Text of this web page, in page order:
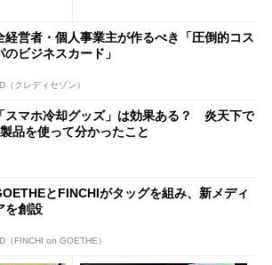
経営者・個人事業主が作るべき「圧倒的コス
のビジネスカード」
（クレディセゾン）
「スマホ冷却グッズ」は効果ある？ 炎天下で
品を使って分かったこと
とFINCHIがタッグを組み、新メディ
を創設
（FINCHI on GOETHE）